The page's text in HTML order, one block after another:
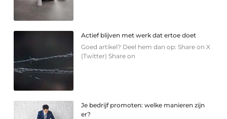
Actief blijven met werk dat ertoe doet
Goed artikel? Deel hem dan op: Share on X
(Twitter) Share on
Je bedrijf promoten: welke manieren zijn
er?